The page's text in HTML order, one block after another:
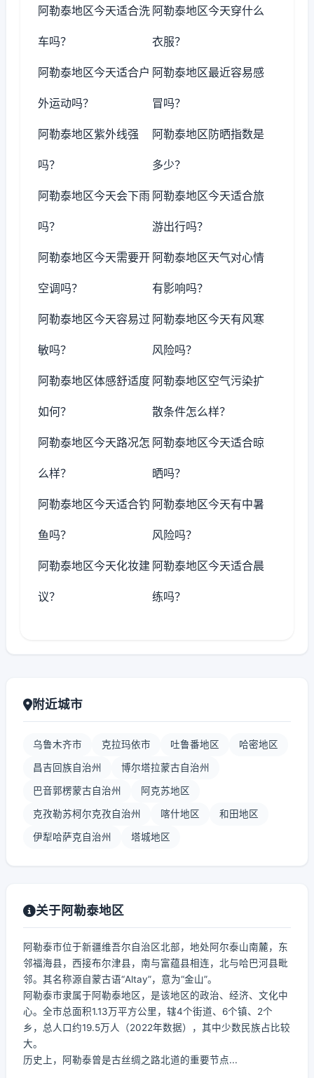
阿勒泰地区今天适合洗
车吗？
阿勒泰地区今天穿什么
衣服？
阿勒泰地区今天适合户
外运动吗？
阿勒泰地区最近容易感
冒吗？
阿勒泰地区紫外线强
吗？
阿勒泰地区防晒指数是
多少？
阿勒泰地区今天会下雨
吗？
阿勒泰地区今天适合旅
游出行吗？
阿勒泰地区今天需要开
空调吗？
阿勒泰地区天气对心情
有影响吗？
阿勒泰地区今天容易过
敏吗？
阿勒泰地区今天有风寒
风险吗？
阿勒泰地区体感舒适度
如何？
阿勒泰地区空气污染扩
散条件怎么样？
阿勒泰地区今天路况怎
么样？
阿勒泰地区今天适合晾
晒吗？
阿勒泰地区今天适合钓
鱼吗？
阿勒泰地区今天有中暑
风险吗？
阿勒泰地区今天化妆建
议？
阿勒泰地区今天适合晨
练吗？
附近城市
乌鲁木齐市 克拉玛依市 吐鲁番地区 哈密地区
昌吉回族自治州 博尔塔拉蒙古自治州
巴音郭楞蒙古自治州 阿克苏地区
克孜勒苏柯尔克孜自治州 喀什地区 和田地区
伊犁哈萨克自治州 塔城地区
关于阿勒泰地区
阿勒泰市位于新疆维吾尔自治区北部，地处阿尔泰山南麓，东
邻福海县，西接布尔津县，南与富蕴县相连，北与哈巴河县毗
邻。其名称源自蒙古语“Altay”，意为“金山”。
阿勒泰市隶属于阿勒泰地区，是该地区的政治、经济、文化中
心。全市总面积1.13万平方公里，辖4个街道、6个镇、2个
乡，总人口约19.5万人（2022年数据），其中少数民族占比较
大。
历史上，阿勒泰曾是古丝绸之路北道的重要节点...